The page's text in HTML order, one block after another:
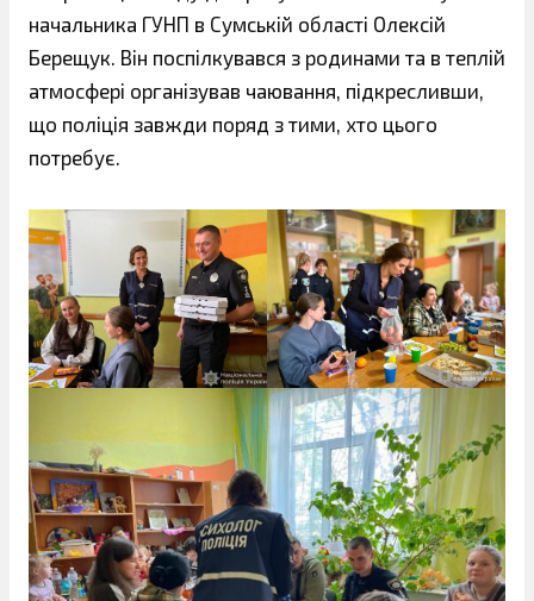
начальника ГУНП в Сумській області Олексій
Берещук. Він поспілкувався з родинами та в теплій
атмосфері організував чаювання, підкресливши,
що поліція завжди поряд з тими, хто цього
потребує.